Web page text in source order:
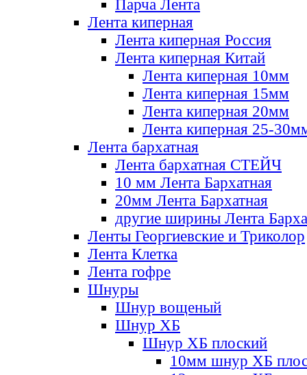
Парча Лента
Лента киперная
Лента киперная Россия
Лента киперная Китай
Лента киперная 10мм
Лента киперная 15мм
Лента киперная 20мм
Лента киперная 25-
Лента бархатная
Лента бархатная СТЕЙЧ
10 мм Лента Бархатная
20мм Лента Бархатная
другие ширины Лента
Ленты Георгиевские и Триколор
Лента Клетка
Лента гофре
Шнуры
Шнур вощеный
Шнур ХБ
Шнур ХБ плоский
10мм шнур ХБ